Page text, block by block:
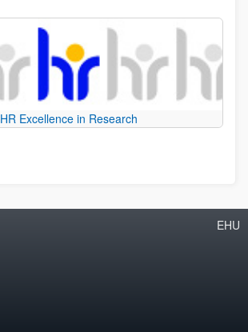
HR Excellence in Research
EHU